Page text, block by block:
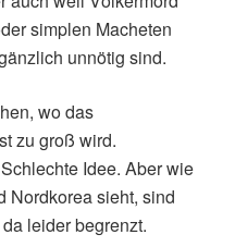
simplen Macheten
unnötig sind.
wo das
zu groß wird.
Idee. Aber wie
Nordkorea sieht, sind
leider begrenzt.